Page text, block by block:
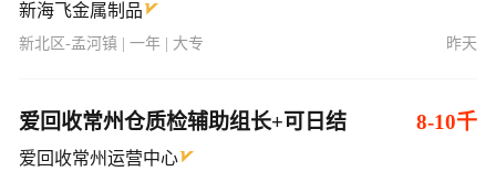
新海飞金属制品
新北区-孟河镇 | 一年 | 大专 昨天
爱回收常州仓质检辅助组长+可日结 8-10千
爱回收常州运营中心